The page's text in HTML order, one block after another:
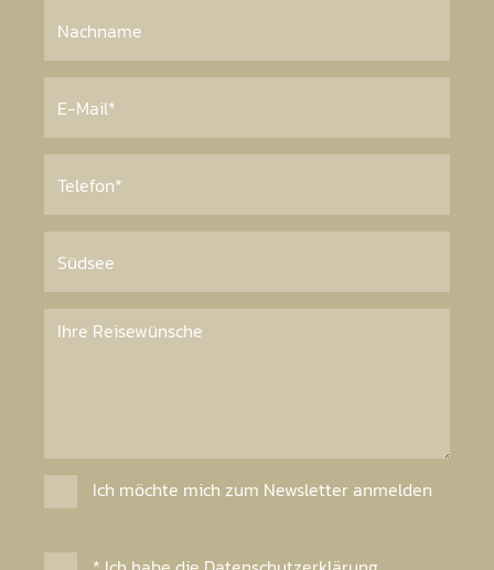
Ich möchte mich zum Newsletter anmelden